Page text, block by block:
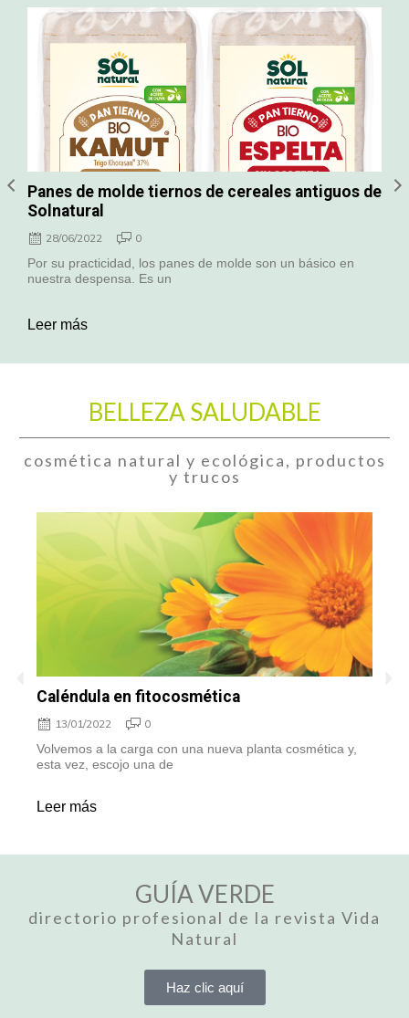
Panes de molde tiernos de cereales antiguos de
Solnatural
28/06/2022 0
Por su practicidad, los panes de molde son un básico en
nuestra despensa. Es un
Leer más
BELLEZA SALUDABLE
cosmética natural y ecológica, productos
y trucos
Caléndula en fitocosmética
13/01/2022 0
Volvemos a la carga con una nueva planta cosmética y,
esta vez, escojo una de
Leer más
GUÍA VERDE
directorio profesional de la revista Vida
Natural
Haz clic aquí